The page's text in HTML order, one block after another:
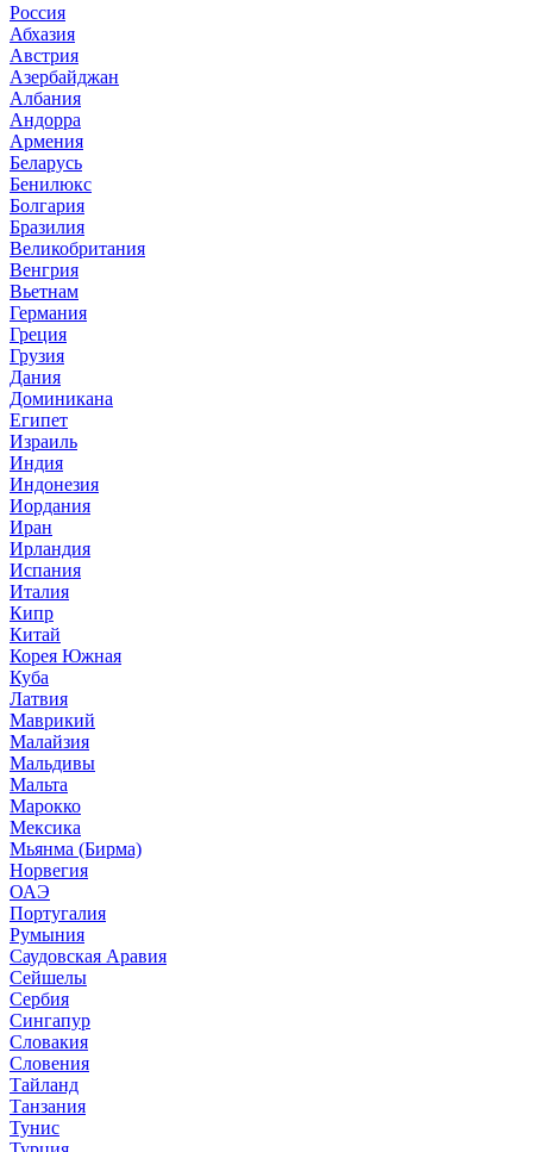
Россия
Абхазия
Австрия
Азербайджан
Албания
Андорра
Армения
Беларусь
Бенилюкс
Болгария
Бразилия
Великобритания
Венгрия
Вьетнам
Германия
Греция
Грузия
Дания
Доминикана
Египет
Израиль
Индия
Индонезия
Иордания
Иран
Ирландия
Испания
Италия
Кипр
Китай
Корея Южная
Куба
Латвия
Маврикий
Малайзия
Мальдивы
Мальта
Марокко
Мексика
Мьянма (Бирма)
Норвегия
ОАЭ
Португалия
Румыния
Саудовская Аравия
Сейшелы
Сербия
Сингапур
Словакия
Словения
Тайланд
Танзания
Тунис